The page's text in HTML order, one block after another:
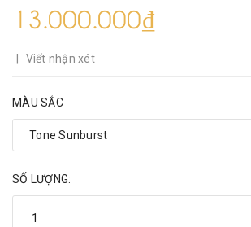
13.000.000₫
Viết nhận xét
MÀU SẮC
SỐ LƯỢNG: